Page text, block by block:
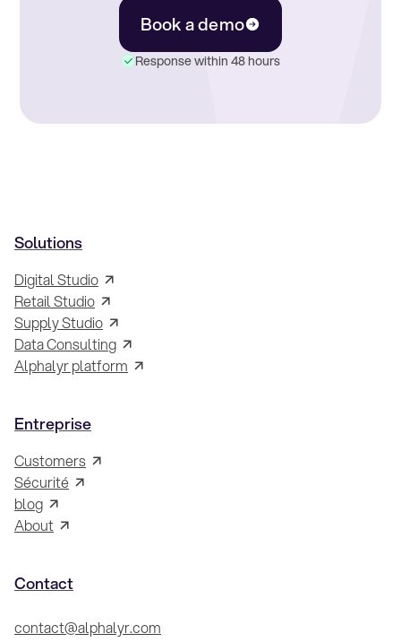
Book a demo
Response within 48 hours
Solutions
Digital Studio
Retail Studio
Supply Studio
Data Consulting
Alphalyr platform
Entreprise
Customers
Sécurité
blog
About
Contact
contact@alphalyr.com